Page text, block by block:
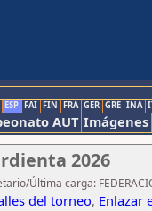
ESP FAI FIN FRA GER GRE INA
AUT Imágenes
2026
Última carga:
del torneo, Enlazar